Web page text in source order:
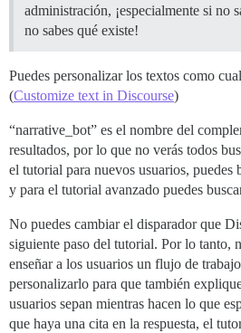
administración, ¡especialmente si no
no sabes qué existe!
Puedes personalizar los textos como
(Customize text in Discourse)
“narrative_bot” es el nombre del
resultados, por lo que no verás todos
el tutorial para nuevos usuarios, puedes
y para el tutorial avanzado puedes
No puedes cambiar el disparador que
siguiente paso del tutorial. Por lo tanto,
enseñar a los usuarios un flujo de
personalizarlo para que también
usuarios sepan mientras hacen lo que
que haya una cita en la respuesta, el